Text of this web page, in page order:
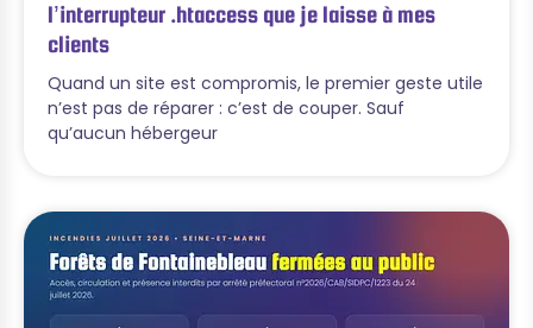
l’interrupteur .htaccess que je laisse à mes
clients
Quand un site est compromis, le premier geste utile
n’est pas de réparer : c’est de couper. Sauf
qu’aucun hébergeur